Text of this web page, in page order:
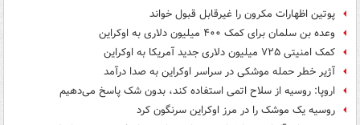
پوتین اظهارات مکرون را غیرقابل قبول خواند
وعده بن سلمان برای کمک ۴۰۰ میلیون دلاری به اوکراین
کمک امنیتی ۷۲۵ میلیون دلاری جدید آمریکا به اوکراین
آژیر خطر حمله موشکی در سراسر اوکراین به صدا درآمد
اروپا: روسیه از سلاح اتمی استفاده کند، بدون شک پاسخ می‌دهیم
روسیه یک موشک را در مرز اوکراین سرنگون کرد